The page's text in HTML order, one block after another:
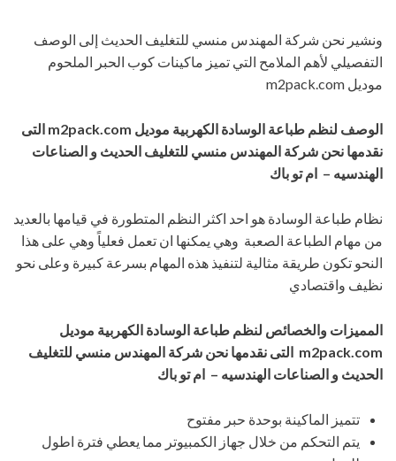
ونشير نحن شركة المهندس منسي للتغليف الحديث إلى الوصف
التفصيلي لأهم الملامح التي تميز ماكينات كوب الحبر الملحوم
موديل m2pack.com
الوصف لنظم طباعة الوسادة الكهربية موديل m2pack.com التى
نقدمها نحن شركة المهندس منسي للتغليف الحديث و الصناعات
الهندسيه – ام تو باك
نظام طباعة الوسادة هو احد اكثر النظم المتطورة في قيامها بالعديد
من مهام الطباعة الصعبة وهي يمكنها ان تعمل فعلياً وهي على هذا
النحو تكون طريقة مثالية لتنفيذ هذه المهام بسرعة كبيرة وعلى نحو
نظيف واقتصادي
المميزات والخصائص لنظم طباعة الوسادة الكهربية موديل
m2pack.com التى نقدمها نحن شركة المهندس منسي للتغليف
الحديث و الصناعات الهندسيه – ام تو باك
تتميز الماكينة بوحدة حبر مفتوح
يتم التحكم من خلال جهاز الكمبيوتر مما يعطي فترة اطول